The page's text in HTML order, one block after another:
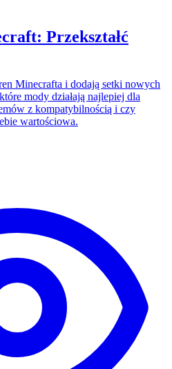
Przekształć
Minecrafta i dodają setki nowych
mody działają najlepiej dla
z kompatybilnością i czy
wartościowa.